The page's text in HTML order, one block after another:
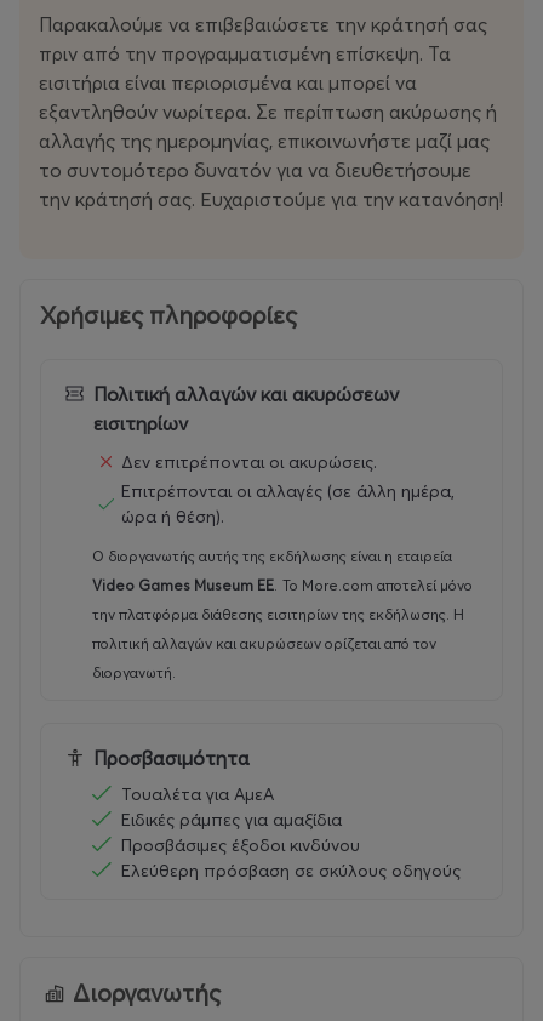
Μπορείτε επίσης να απολαύσετε τη διαδραστική μας
περιοχή, όπου θα μπορείτε να παίξετε παιχνίδια από
διάφορες εποχές και να ανακαλύψετε τις ρίζες του
gaming. Η εμπειρία δεν σταματά εκεί! Τα μικρά και
μεγάλα παιδιά μπορούν να συμμετάσχουν σε ειδικές
δραστηριότητες και να ανακαλύψουν τον κόσμο του
gaming μέσω παιχνιδιών, εργαστηρίων και εκδηλώσεων
Το Video Games Museum δεν είναι μόνο για τους
παλιούς fans του gaming, αλλά και για τις νέες γενιές
βιντεοπαιχνιδιών στην τεχνολογία και τον πολιτισμό.
Εδώ, το παιχνίδι γίνεται μάθημα και η ιστορία γίνεται
Για όσους ενδιαφέρονται να μάθουν περισσότερα,
παρέχουμε διάφορες ξεναγήσεις και εκπαιδευτικά
προγράμματα που εξετάζουν τις κοινωνικές,
πολιτιστικές και τεχνολογικές πτυχές των
βιντεοπαιχνιδιών. Το μουσείο μας είναι επίσης ο
ιδανικός προορισμός για οικογένειες, ομάδες και
σχολεία, προσφέροντας ένα ασφαλές και εκπαιδευτικό
Επιπλέον, διαθέτουμε ένα κατάστημα με ειδικά
προϊόντα και συλλεκτικά αντικείμενα για τους
επισκέπτες μας, συμπεριλαμβανομένων T-shirts,
αναμνηστικών και άλλων προϊόντων που σχετίζονται
με τον κόσμο του gaming.
Games Museum είναι ανοιχτό καθημερινά και μας
Παρακαλούμε να επιβεβαιώσετε την κράτησή σας
πριν από την προγραμματισμένη επίσκεψη. Τα
εισιτήρια είναι περιορισμένα και μπορεί να
εξαντληθούν νωρίτερα. Σε περίπτωση ακύρωσης ή
αλλαγής της ημερομηνίας, επικοινωνήστε μαζί μας
το συντομότερο δυνατόν για να διευθετήσουμε
την κράτησή σας. Ευχαριστούμε για την κατανόηση!
Χρήσιμες πληροφορίες
Πολιτική αλλαγών και ακυρώσεων
εισιτηρίων
Δεν επιτρέπονται οι ακυρώσεις.
Επιτρέπονται οι αλλαγές (σε άλλη ημέρα,
ώρα ή θέση).
Ο διοργανωτής αυτής της εκδήλωσης είναι η εταιρεία
Video Games Museum EE. Το More.com αποτελεί μόνο
την πλατφόρμα διάθεσης εισιτηρίων της εκδήλωσης. Η
πολιτική αλλαγών και ακυρώσεων ορίζεται από τον
διοργανωτή.
Προσβασιμότητα
Τουαλέτα για ΑμεΑ
Ειδικές ράμπες για αμαξίδια
Προσβάσιμες έξοδοι κινδύνου
Ελεύθερη πρόσβαση σε σκύλους οδηγούς
Διοργανωτής